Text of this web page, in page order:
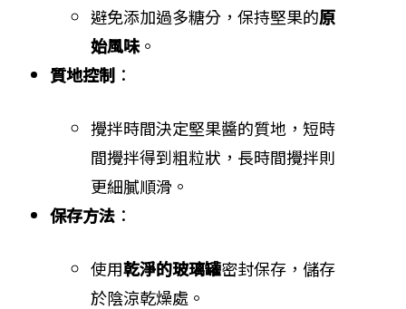
避免添加過多糖分，保持堅果的原
始風味。
質地控制 ：
攪拌時間決定堅果醬的質地，短時
間攪拌得到粗粒狀，長時間攪拌則
更細膩順滑。
保存方法 ：
使用乾淨的玻璃罐密封保存，儲存
於陰涼乾燥處。